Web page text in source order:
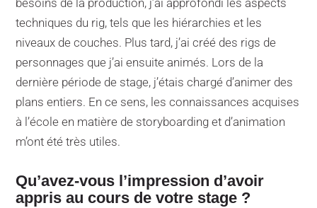
besoins de la production, j’ai approfondi les aspects
techniques du rig, tels que les hiérarchies et les
niveaux de couches. Plus tard, j’ai créé des rigs de
personnages que j’ai ensuite animés. Lors de la
dernière période de stage, j’étais chargé d’animer des
plans entiers. En ce sens, les connaissances acquises
à l’école en matière de storyboarding et d’animation
m’ont été très utiles.
Qu’avez-vous l’impression d’avoir
appris au cours de votre stage ?